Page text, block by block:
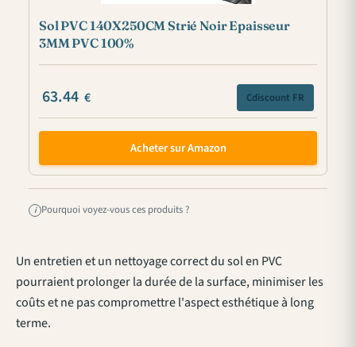
Sol PVC 140X250CM Strié Noir Epaisseur
3MM PVC 100%
63.44 € Cdiscount FR
Acheter sur Amazon
i Pourquoi voyez-vous ces produits ?
Un entretien et un nettoyage correct du sol en PVC
pourraient prolonger la durée de la surface, minimiser les
coûts et ne pas compromettre l'aspect esthétique à long
terme.